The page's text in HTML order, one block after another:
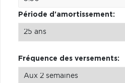
Période d'amortissement:
Fréquence des versements: